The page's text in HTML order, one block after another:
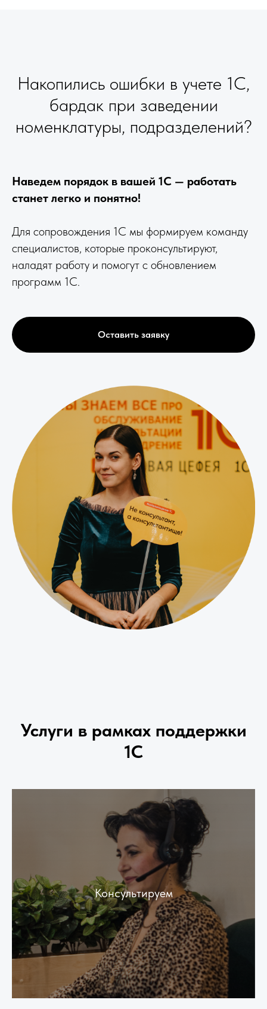
Накопились ошибки в учете 1С,
бардак при заведении
номенклатуры, подразделений?
Наведем порядок в вашей 1С — работать
станет легко и понятно!
Для сопровождения 1С мы формируем команду
специалистов, которые проконсультируют,
наладят работу и помогут с обновлением
программ 1С.
Оставить заявку
Услуги в рамках поддержки
1C
Консультируем